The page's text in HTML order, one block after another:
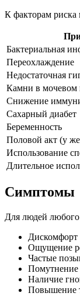
К факторам риска
Бактериальная
Переохлаждение
Недостаточная
Камни в мочевом
Снижение
Сахарный диабет
Беременность
Половой акт (у
Использование
Длительное
Симптомы
Для людей
Дискомфорт
Ощущение
Частые
Помутнение
Наличие
Повышение